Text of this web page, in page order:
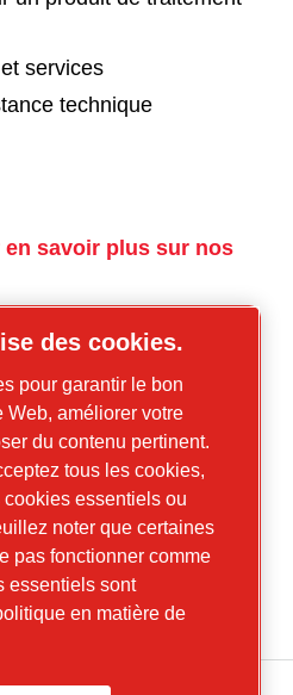
services
technique
savoir plus sur nos
savoir plus sur nos
et l'énergie
fr
des cookies.
pour garantir le bon
Web, améliorer votre
du contenu pertinent.
tous les cookies,
essentiels ou
noter que certaines
pas fonctionner comme
essentiels sont
en matière de